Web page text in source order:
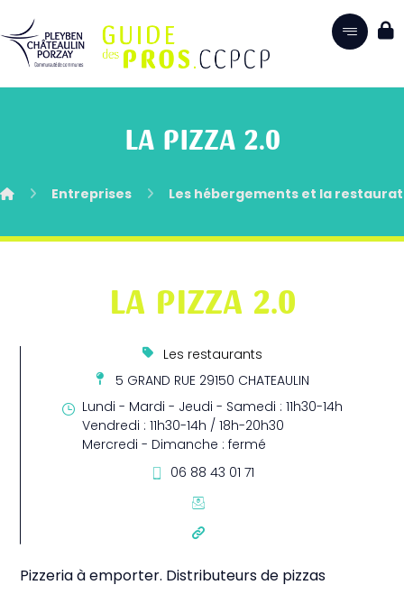
LA PIZZA 2.0
Entreprises Les hébergements et la
LA PIZZA 2.0
Les restaurants
5 GRAND RUE 29150 CHATEAULIN
Lundi - Mardi - Jeudi - Samedi : 11h30-14h
Vendredi : 11h30-14h / 18h-20h30
Mercredi - Dimanche : fermé
06 88 43 01 71
Pizzeria à emporter. Distributeurs de pizzas